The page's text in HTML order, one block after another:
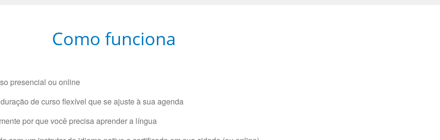
Como funciona
presencial ou online
de curso flexível que se ajuste à sua agenda
por que você precisa aprender a língua